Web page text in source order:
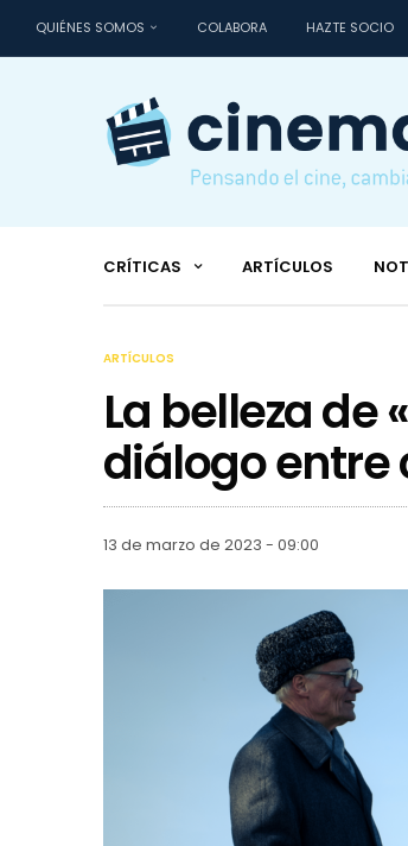
QUIÉNES SOMOS COLABORA HAZTE SOCIO
CRÍTICAS ARTÍCULOS
ARTÍCULOS
La belleza de
diálogo entre
13 de marzo de 2023 - 09:00